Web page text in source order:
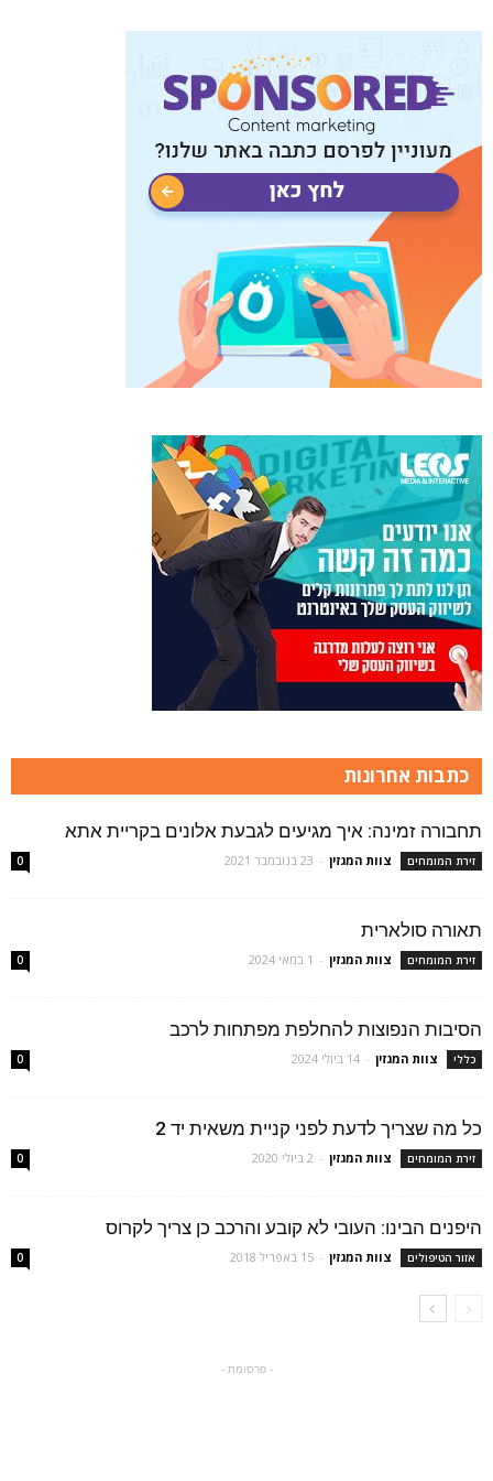
כתבות אחרונות
תחבורה זמינה: איך מגיעים לגבעת אלונים בקריית אתא
זירת המומחים צוות המגזין - 23 בנובמבר 2021 0
תאורה סולארית
זירת המומחים צוות המגזין - 1 במאי 2024 0
הסיבות הנפוצות להחלפת מפתחות לרכב
כללי צוות המגזין - 14 ביולי 2024 0
כל מה שצריך לדעת לפני קניית משאית יד 2
זירת המומחים צוות המגזין - 2 ביולי 2020 0
היפנים הבינו: העובי לא קובע והרכב כן צריך לקרוס
אזור הטיפולים צוות המגזין - 15 באפריל 2018 0
- פרסומת -